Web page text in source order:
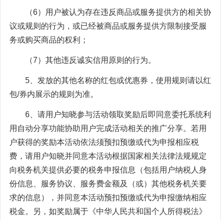
（6）用户被认为存在违反商品或服务提供方的相关协
议或规则的行为，或已经被商品或服务提供方限制接受服
务或购买商品的权利；
（7）其他违反诚实信用原则的行为。
5、发放的其他名称的红包或优惠券，使用规则请以红
包/券内展示的规则为准。
6、请用户知晓参与活动领取奖励后即同意委托系统利
用自动分享功能协助用户完成活动相关的推广分享。若用
户获得的奖励本活动依法须预扣预缴或代为申报相应税
费，请用户知晓并同意本活动根据国家相关法律法规规定
向税务机关提供必要的税务申报信息（包括用户纳税人身
份信息、服务协议、服务费金额及（或）其他税务机关要
求的信息），并同意本活动预扣预缴或代为申报缴纳相应
税金。另，如奖励属于《中华人民共和国个人所得税法》